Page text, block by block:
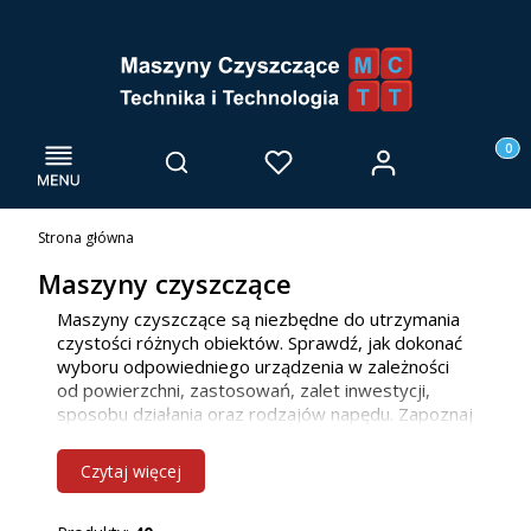
Menu Otwórz wyszukiwarkę
Szukaj Ulubione Zaloguj się
Strona główna
Maszyny czyszczące
Maszyny czyszczące są niezbędne do utrzymania
czystości różnych obiektów. Sprawdź, jak dokonać
wyboru odpowiedniego urządzenia w zależności
od powierzchni, zastosowań, zalet inwestycji,
sposobu działania oraz rodzajów napędu. Zapoznaj
teraz! Jako firma głównie działamy we Wrocławiu i
innych miejscowościach w woj. dolnośląskim, ale
Czytaj więcej